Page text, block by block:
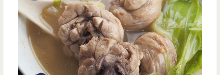
漢
套
餐
真
食-
奧
野
OHYA-